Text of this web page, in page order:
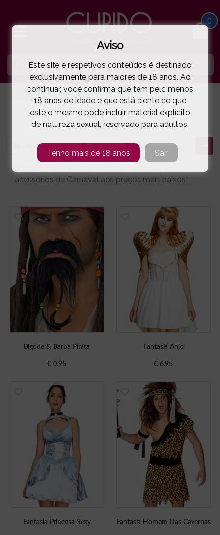
0
CARNAVAL
Filtros
acessórios de Carnaval aos preços mais baixos!
Bigode & Barba Pirata
€ 0.95
Fantasia Anjo
€ 6.95
Fantasia Princesa Sexy Fantasia Homem Das Cavernas
Aviso
Este site e respetivos conteúdos é destinado
exclusivamente para maiores de 18 anos. Ao
continuar, você confirma que tem pelo menos
18 anos de idade e que está ciente de que
este o mesmo pode incluir material explícito
de natureza sexual, reservado para adultos.
Tenho mais de 18 anos Sair